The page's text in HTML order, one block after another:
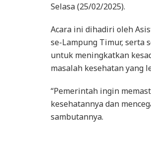
Selasa (25/02/2025).
Acara ini dihadiri oleh
se-Lampung Timur, serta
untuk meningkatkan
masalah kesehatan yang
“Pemerintah ingin
kesehatannya dan
sambutannya.